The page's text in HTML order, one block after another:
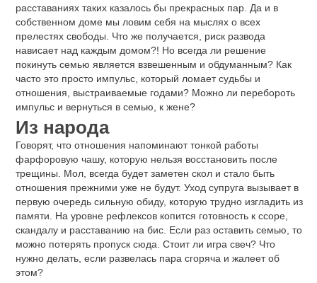
расставаниях таких казалось бы прекрасных пар. Да и в
собственном доме мы ловим себя на мыслях о всех
прелестях свободы. Что же получается, риск развода
нависает над каждым домом?! Но всегда ли решение
покинуть семью является взвешенным и обдуманным? Как
часто это просто импульс, который ломает судьбы и
отношения, выстраиваемые годами? Можно ли перебороть
импульс и вернуться в семью, к жене?
Из народа
Говорят, что отношения напоминают тонкой работы
фарфоровую чашу, которую нельзя восстановить после
трещины. Мол, всегда будет заметен скол и стало быть
отношения прежними уже не будут. Уход супруга вызывает в
первую очередь сильную обиду, которую трудно изгладить из
памяти. На уровне рефлексов копится готовность к ссоре,
скандалу и расставанию на бис. Если раз оставить семью, то
можно потерять пропуск сюда. Стоит ли игра свеч? Что
нужно делать, если развелась пара сгоряча и жалеет об
этом?